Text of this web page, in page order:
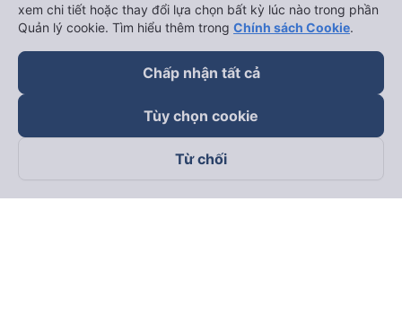
xem chi tiết hoặc thay đổi lựa chọn bất kỳ lúc nào trong phần
Quản lý cookie. Tìm hiểu thêm trong Chính sách Cookie.
Chấp nhận tất cả
Tùy chọn cookie
Từ chối